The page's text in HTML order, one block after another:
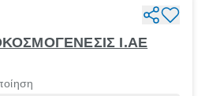
Ι.ΑΕ